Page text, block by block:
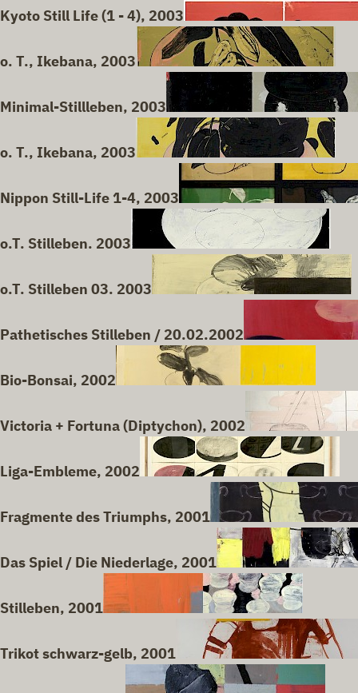
Kyoto Still Life (1 - 4), 2003
o. T., Ikebana, 2003
Minimal-Stillleben, 2003
o. T., Ikebana, 2003
Nippon Still-Life 1-4, 2003
o.T. Stilleben. 2003
o.T. Stilleben 03. 2003
Pathetisches Stilleben / 20.02.2002
Bio-Bonsai, 2002
Victoria + Fortuna (Diptychon), 2002
Liga-Embleme, 2002
Fragmente des Triumphs, 2001
Das Spiel / Die Niederlage, 2001
Stilleben, 2001
Trikot schwarz-gelb, 2001